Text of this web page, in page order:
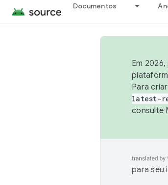
Documentos
Em
Para
latest-
consulte
para seu